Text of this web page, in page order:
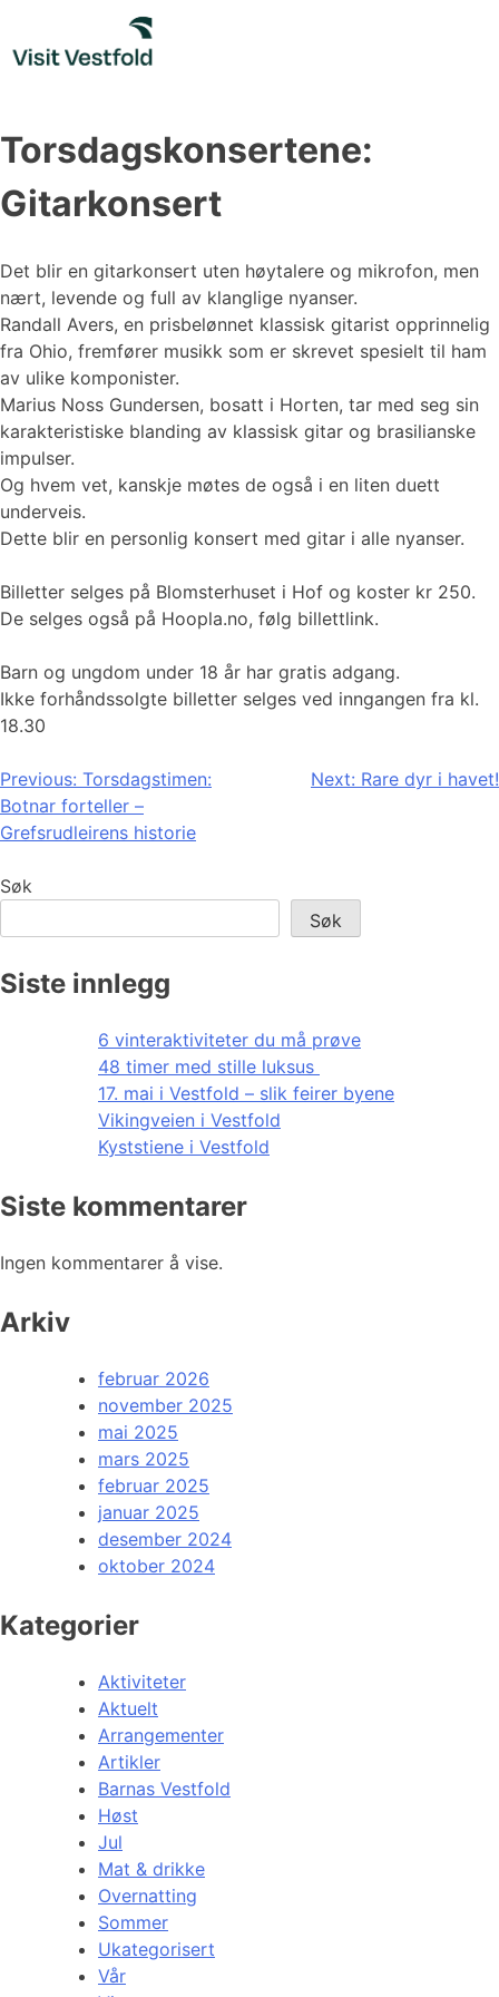
content
Torsdagskonsertene:
Gitarkonsert
Det blir en gitarkonsert uten høytalere og mikrofon, men
nært, levende og full av klanglige nyanser.
Randall Avers, en prisbelønnet klassisk gitarist opprinnelig
fra Ohio, fremfører musikk som er skrevet spesielt til ham
av ulike komponister.
Marius Noss Gundersen, bosatt i Horten, tar med seg sin
karakteristiske blanding av klassisk gitar og brasilianske
impulser.
Og hvem vet, kanskje møtes de også i en liten duett
underveis.
Dette blir en personlig konsert med gitar i alle nyanser.
Billetter selges på Blomsterhuset i Hof og koster kr 250.
De selges også på Hoopla.no, følg billettlink.
Barn og ungdom under 18 år har gratis adgang.
Ikke forhåndssolgte billetter selges ved inngangen fra kl.
18.30
Innleggsnavigasjon
Previous: Torsdagstimen:
Botnar forteller –
Grefsrudleirens historie
Next: Rare dyr i havet!
Søk
Søk
Siste innlegg
6 vinteraktiviteter du må prøve
48 timer med stille luksus
17. mai i Vestfold – slik feirer byene
Vikingveien i Vestfold
Kyststiene i Vestfold
Siste kommentarer
Ingen kommentarer å vise.
Arkiv
februar 2026
november 2025
mai 2025
mars 2025
februar 2025
januar 2025
desember 2024
oktober 2024
Kategorier
Aktiviteter
Aktuelt
Arrangementer
Artikler
Barnas Vestfold
Høst
Jul
Mat & drikke
Overnatting
Sommer
Ukategorisert
Vår